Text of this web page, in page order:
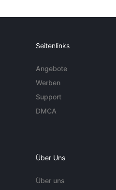
Seitenlinks
Angebote
Werben
Support
DMCA
Über Uns
Über uns